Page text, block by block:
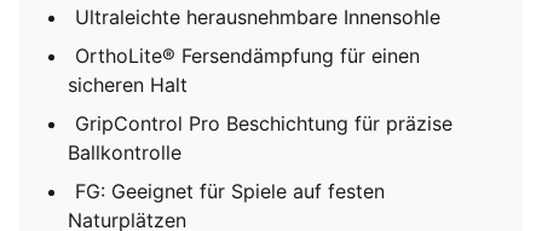
Ultraleichte herausnehmbare Innensohle
OrthoLite® Fersendämpfung für einen
sicheren Halt
GripControl Pro Beschichtung für präzise
Ballkontrolle
FG: Geeignet für Spiele auf festen
Naturplätzen